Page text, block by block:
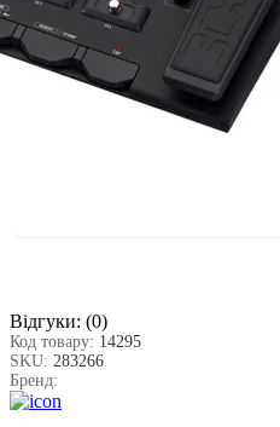
Відгуки: (0)
Код товару: 14295
SKU: 283266
Бренд: